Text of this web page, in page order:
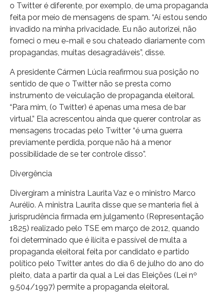
o Twitter é diferente, por exemplo, de uma propaganda
feita por meio de mensagens de spam. “Aí estou sendo
invadido na minha privacidade. Eu não autorizei, não
forneci o meu e-mail e sou chateado diariamente com
propagandas, muitas desagradáveis”, disse.
A presidente Cármen Lúcia reafirmou sua posição no
sentido de que o Twitter não se presta como
instrumento de veiculação de propaganda eleitoral.
“Para mim, (o Twitter) é apenas uma mesa de bar
virtual.” Ela acrescentou ainda que querer controlar as
mensagens trocadas pelo Twitter “é uma guerra
previamente perdida, porque não há a menor
possibilidade de se ter controle disso”.
Divergência
Divergiram a ministra Laurita Vaz e o ministro Marco
Aurélio. A ministra Laurita disse que se manteria fiel à
jurisprudência firmada em julgamento (Representação
1825) realizado pelo TSE em março de 2012, quando
foi determinado que é ilícita e passível de multa a
propaganda eleitoral feita por candidato e partido
político pelo Twitter antes do dia 6 de julho do ano do
pleito, data a partir da qual a Lei das Eleições (Lei nº
9.504/1997) permite a propaganda eleitoral.